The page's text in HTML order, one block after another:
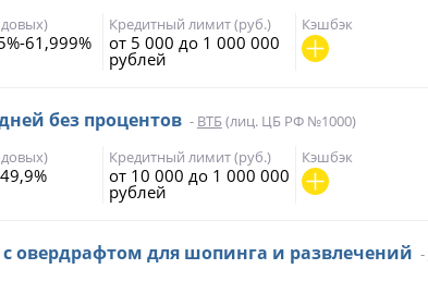
61,999%
Кредитный лимит (руб.)
от 5 000 до 1 000 000
рублей
Кэшбэк
без процентов - ВТБ(лиц. ЦБ РФ №1000)
Кредитный лимит (руб.)
от 10 000 до 1 000 000
рублей
Кэшбэк
с овердрафтом для шопинга и развлечений -